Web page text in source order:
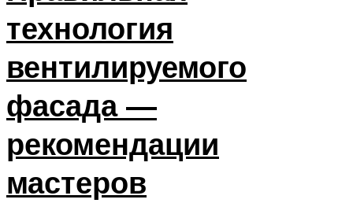
технология
вентилируемого
фасада —
рекомендации
мастеров